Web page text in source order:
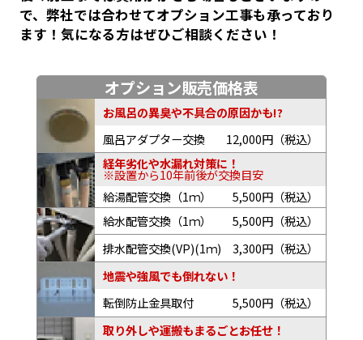
で、弊社では合わせてオプション工事も承っており
ます！気になる方はぜひご相談ください！
オプション販売価格表
お風呂の異臭や不具合の原因かも!?
風呂アダプター交換
12,000円（税込）
経年劣化や水漏れ対策に！
※設置から10年前後が交換目安
給湯配管交換（1ｍ）
5,500円（税込）
給水配管交換（1ｍ）
5,500円（税込）
排水配管交換(VP)(1ｍ)
3,300円（税込）
地震や強風でも倒れない！
転倒防止金具取付
5,500円（税込）
取り外しや運搬もまるごとお任せ！